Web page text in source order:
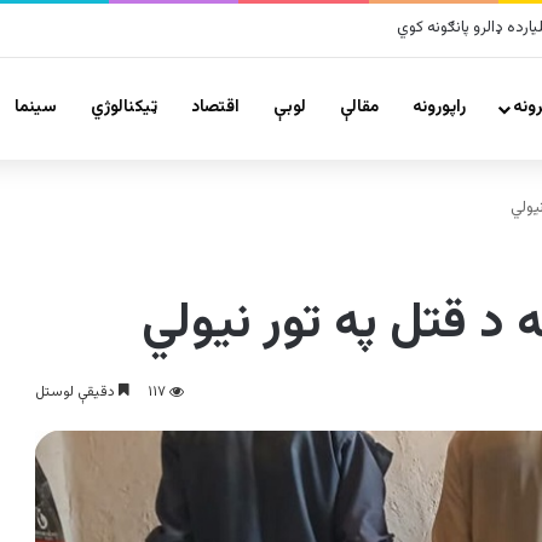
راپورونه مقالې لوبې اقتصاد ټیکنالوژي سينما
د قتل په تور نیولي
۱۱۷ دقیقې لوستل